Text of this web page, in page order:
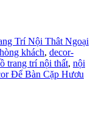
Trí Nội Thât Ngoại
khách, decor-
trang trí nội thất, nội
Để Bàn Cặp Hươu